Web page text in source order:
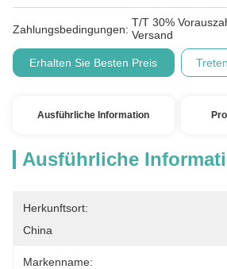
Zahlungsbedingungen:
T/T 30%
Versand
Erhalten Sie Besten Preis
Ausführliche Information
Ausführliche
Herkunftsort:
China
Markenname: